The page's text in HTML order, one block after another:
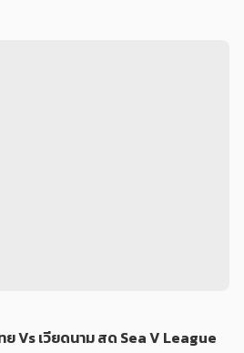
Vs เวียดนาม สด Sea V League